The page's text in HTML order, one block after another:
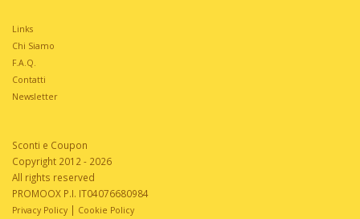
Links
Chi Siamo
F.A.Q.
Contatti
Newsletter
Sconti e Coupon
Copyright 2012 - 2026
All rights reserved
PROMOOX P.I. IT04076680984
Privacy Policy | Cookie Policy